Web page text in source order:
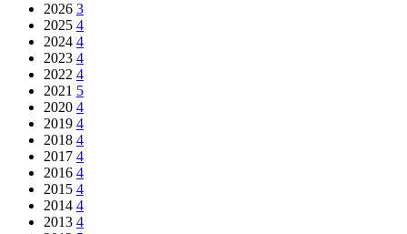
2026 3
2025 4
2024 4
2023 4
2022 4
2021 5
2020 4
2019 4
2018 4
2017 4
2016 4
2015 4
2014 4
2013 4